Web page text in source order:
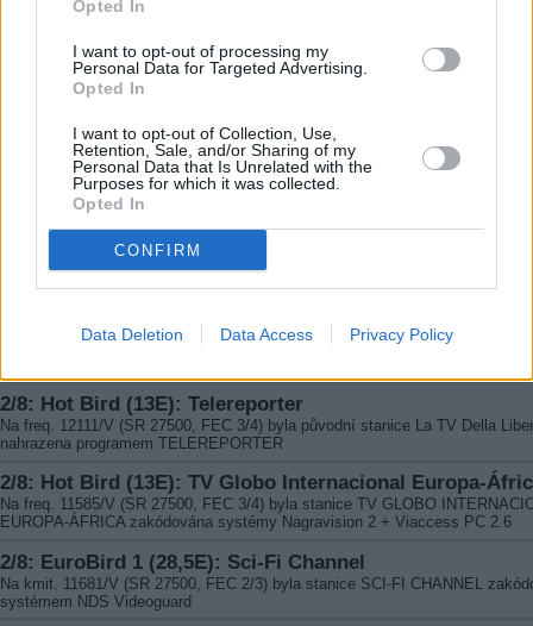
Opted In
I want to opt-out of processing my
Personal Data for Targeted Advertising.
Opted In
I want to opt-out of Collection, Use,
Retention, Sale, and/or Sharing of my
Personal Data that Is Unrelated with the
Purposes for which it was collected.
Opted In
CONFIRM
Data Deletion Data Access Privacy Policy
3/8: Badr 4 (26E): Al Dafarah
Na freq. 12092/V (SR 27500, FEC 3/4) se objevila test karta AL DAFARAH.
Arab TV zde skončil
3/8: Badr 3 (26E): Al Najah
Na freq. 11862/V byl odpojen program AL NAJAH
3/8: Türksat 2A (42E): Kanal 12
3/8: Intelsat 904 (60E): Nika TV
Stanice NIKA TV se přesunula na freq. 11512/V (SR 3617, FEC 3/4)
2/8: Badr 4 (26E): Al Dawliya
Na freq. 12169/V (SR 27500, FEC 3/4) spustila promo vysílání TV stanice AL
2/8: Hot Bird (13E): Telereporter
Na freq. 12111/V (SR 27500, FEC 3/4) byla původní stanice La TV Della
nahrazena programem TELEREPORTER
2/8: Hot Bird (13E): TV Globo Internacional Europa-
Na freq. 11585/V (SR 27500, FEC 3/4) byla stanice TV GLOBO
EUROPA-ÁFRICA zakódována systémy Nagravision 2 + Viaccess PC 2.6
2/8: EuroBird 1 (28,5E): Sci-Fi Channel
Na kmit. 11681/V (SR 27500, FEC 2/3) byla stanice SCI-FI CHANNEL
systémem NDS Videoguard